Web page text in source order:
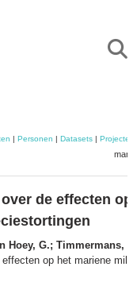
| Personen | Datasets| Projecten
de effecten op
Hoey, G.; Timmermans,
op het mariene